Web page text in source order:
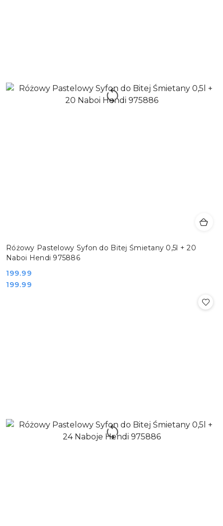
Różowy Pastelowy Syfon do Bitej Śmietany 0,5l + 20
Naboi Hendi 975886
Cena:
199.99
Cena:
199.99